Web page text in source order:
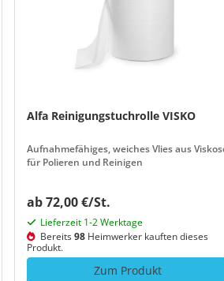
Alfa Reinigungstuchrolle VISKO
Aufnahmefähiges, weiches Vlies aus
für Polieren und Reinigen
ab 72,00 €/St.
Lieferzeit 1-2 Werktage
Bereits98Heimwerker kauften dieses
Produkt.
Zum Produkt